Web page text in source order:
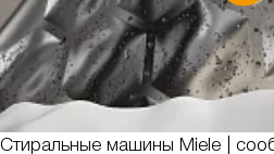
Стиральные машины Miele |